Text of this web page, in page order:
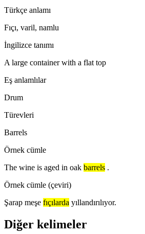
Türkçe anlamı
Fıçı, varil, namlu
İngilizce tanımı
A large container with a flat top
Eş anlamlılar
Drum
Türevleri
Barrels
Örnek cümle
The wine is aged in oak barrels .
Örnek cümle (çeviri)
Şarap meşe fıçılarda yıllandırılıyor.
Diğer kelimeler